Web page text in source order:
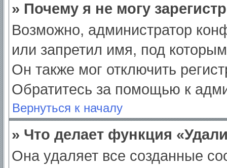
» Почему я не могу
Возможно, администратор
или запретил имя, под
Он также мог отключить
Обратитесь за помощью к
Вернуться к началу
» Что делает функция
Она удаляет все созданные